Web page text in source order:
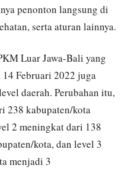
penonton langsung di
serta aturan lainnya.
Luar Jawa-Bali yang
Februari 2022 juga
daerah. Perubahan itu,
238 kabupaten/kota
2 meningkat dari 138
kota, dan level 3
menjadi 3